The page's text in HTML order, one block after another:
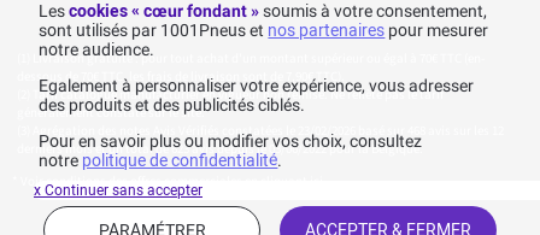
Livraison gratuite : pour tout achat d'un montant supérieur ou égal à 70€ TTC (en-
dessous de 70€ TTC, les frais de livraison sont de 7,90€ TTC).
Tarif catalogue manufacturier en vigueur non remisé. Ne reflète pas le tarif
généralement constaté sur le site.
Agrégation des notes Avis Vérifiés constatées le 23/02/2026 basé sur 468 avis sur les 12
derniers mois et un total de 623 avis depuis le 03/06/2022 pour la Belgique.
* Voir conditions des offres commerciales en
Lescookies « cœur fondant » soumis à votre consentement,
sont utilisés par 1001Pneus et nos partenaires pour mesurer
notre audience.
Egalement à personnaliser votre expérience, vous adresser
des produits et des publicités ciblés.
Pour en savoir plus ou modifier vos choix, consultez
notre politique de confidentialité.
ACCEPTER & FERMER
PARAMÉTRER
x Continuer sans accepter